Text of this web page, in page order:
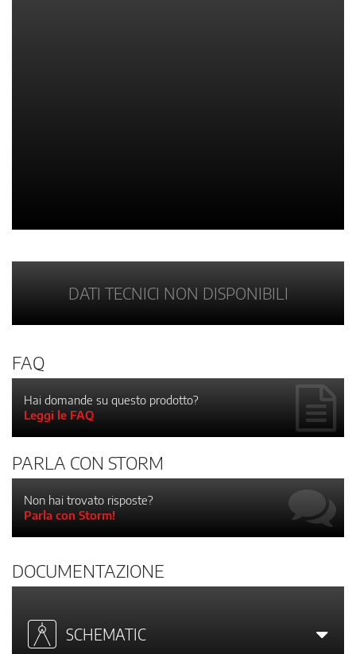
DATI TECNICI NON DISPONIBILI
FAQ
Hai domande su questo prodotto?
Leggi le FAQ
PARLA CON STORM
Non hai trovato risposte?
Parla con Storm!
DOCUMENTAZIONE
SCHEMATIC